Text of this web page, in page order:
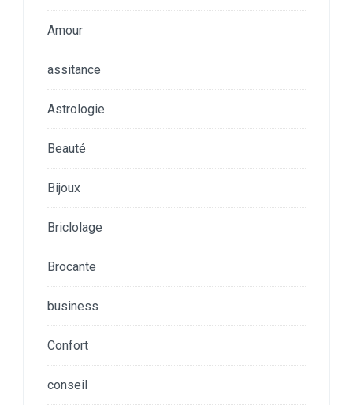
Amour
assitance
Astrologie
Beauté
Bijoux
Briclolage
Brocante
business
Confort
conseil